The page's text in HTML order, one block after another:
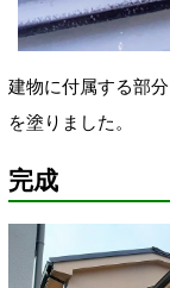
建物に付属する部
を塗りました。
完成